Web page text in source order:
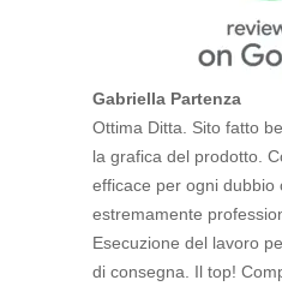
Gabriella Partenza
Ottima Ditta. Sito fatto
la grafica del prodotto.
efficace per ogni dubbio
estremamente
Esecuzione del lavoro
di consegna. Il top!